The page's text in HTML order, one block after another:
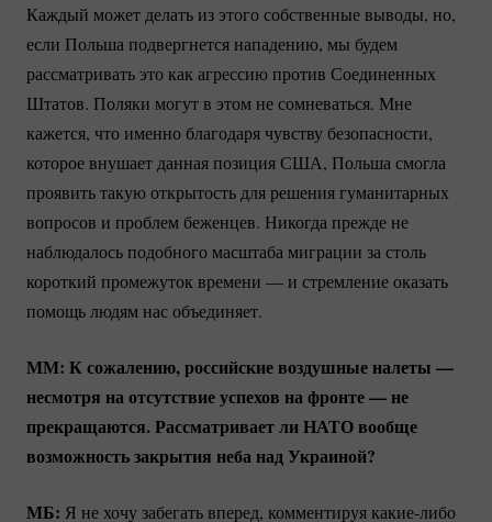
Каждый может делать из этого собственные выводы, но,
если Польша подвергнется нападению, мы будем
рассматривать это как агрессию против Соединенных
Штатов. Поляки могут в этом не сомневаться. Мне
кажется, что именно благодаря чувству безопасности,
которое внушает данная позиция США, Польша смогла
проявить такую открытость для решения гуманитарных
вопросов и проблем беженцев. Никогда прежде не
наблюдалось подобного масштаба миграции за столь
короткий промежуток времени — и стремление оказать
помощь людям нас объединяет.
ММ: К сожалению, российские воздушные налеты —
несмотря на отсутствие успехов на фронте — не
прекращаются. Рассматривает ли НАТО вообще
возможность закрытия неба над Украиной?
МБ: Я не хочу забегать вперед, комментируякакие-либо